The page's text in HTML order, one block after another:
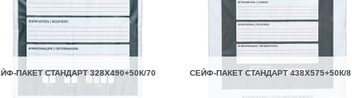
ПАКЕТ СТАНДАРТ 328Х490+50К/70 СЕЙФ-ПАКЕТ СТАНДАРТ 438Х575+50К/8